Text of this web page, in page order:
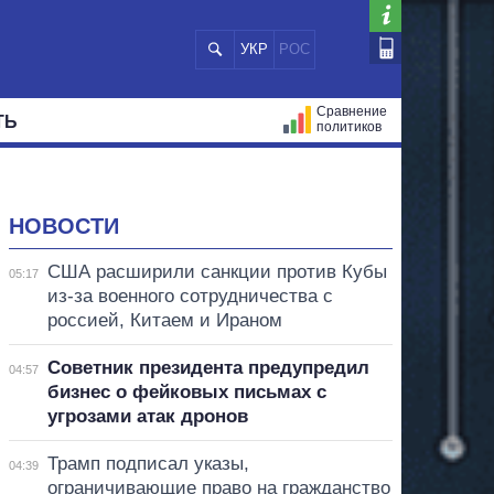
УКР РОС
Сравнение
политиков
НОВОСТИ
05:17
США расширили санкции против Кубы
из-за военного сотрудничества с
россией, Китаем и Ираном
04:57
Советник президента предупредил
бизнес о фейковых письмах с
угрозами атак дронов
04:39
Трамп подписал указы,
ограничивающие право на гражданство